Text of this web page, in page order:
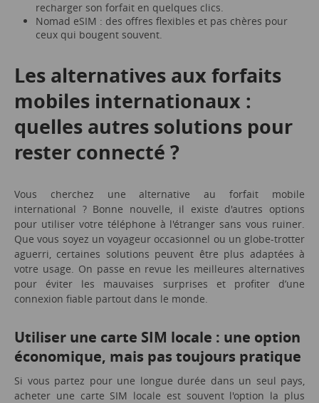
recharger son forfait en quelques clics.
Nomad eSIM : des offres flexibles et pas chères pour
ceux qui bougent souvent.
Les alternatives aux forfaits
mobiles internationaux :
quelles autres solutions pour
rester connecté ?
Vous cherchez une alternative au forfait mobile
international ? Bonne nouvelle, il existe d'autres options
pour utiliser votre téléphone à l'étranger sans vous ruiner.
Que vous soyez un voyageur occasionnel ou un globe-trotter
aguerri, certaines solutions peuvent être plus adaptées à
votre usage. On passe en revue les meilleures alternatives
pour éviter les mauvaises surprises et profiter d’une
connexion fiable partout dans le monde.
Utiliser une carte SIM locale : une option
économique, mais pas toujours pratique
Si vous partez pour une longue durée dans un seul pays,
acheter une carte SIM locale est souvent l'option la plus